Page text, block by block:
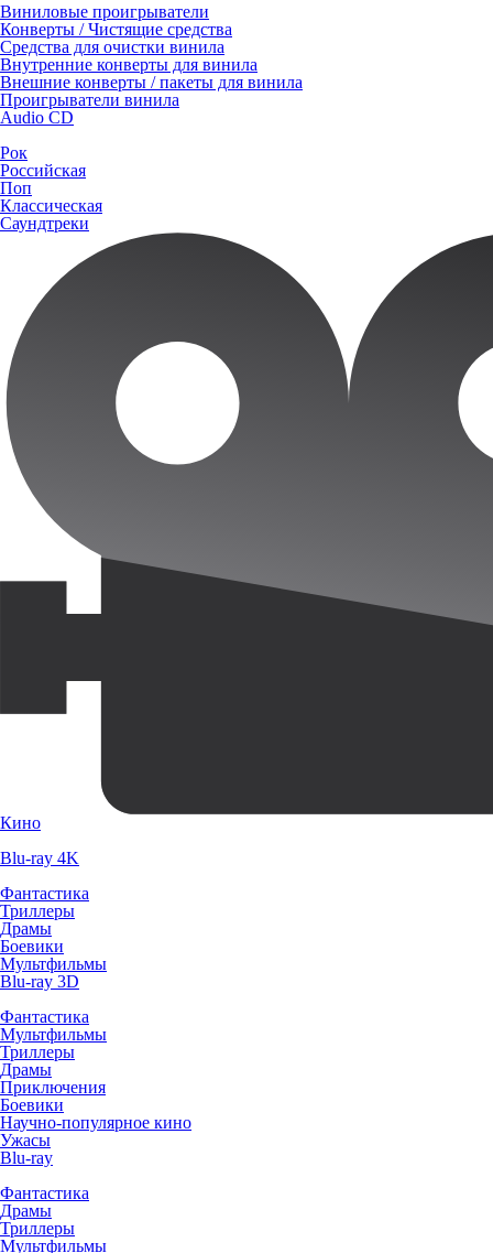
Виниловые проигрыватели
Конверты / Чистящие средства
Средства для очистки винила
Внутренние конверты для винила
Внешние конверты / пакеты для винила
Проигрыватели винила
Audio CD
Рок
Российская
Поп
Классическая
Саундтреки
Кино
Blu-ray 4K
Фантастика
Триллеры
Драмы
Боевики
Мультфильмы
Blu-ray 3D
Фантастика
Мультфильмы
Триллеры
Драмы
Приключения
Боевики
Научно-популярное кино
Ужасы
Blu-ray
Фантастика
Драмы
Триллеры
Мультфильмы